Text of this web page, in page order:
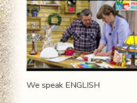
We speak ENGLISH